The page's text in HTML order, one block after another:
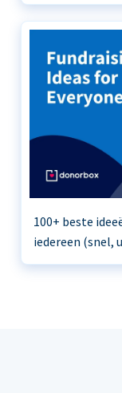
100+ beste
iedereen (snel,